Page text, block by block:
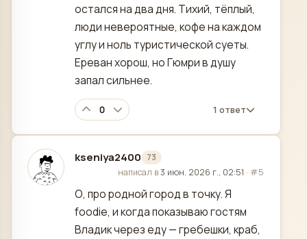
остался на два дня. Тихий, тёплый,
люди невероятные, кофе на каждом
углу и ноль туристической суеты.
Ереван хорош, но Гюмри в душу
запал сильнее.
0 1 ответ
kseniya2400 73
отредактировано
написал в3 июн. 2026 г., 02:51 · #5
О, про родной город в точку. Я
foodie, и когда показываю гостям
Владик через еду — гребешки, краб,